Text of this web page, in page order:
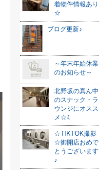
着物件情報あり
☆
ブログ更新♪
～年末年始休業
のお知らせ～
北野坂の真ん中
のスナック・ラ
ウンジにオスス
メ☆ﾐ
☆TIKTOK撮影
☆御開店おめで
とうございます
♪